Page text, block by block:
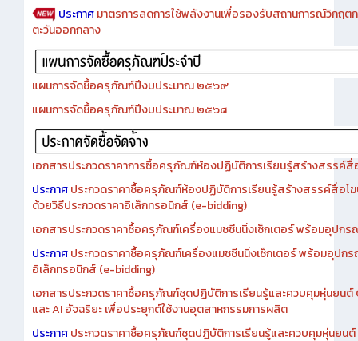
ประกาศผลการคัดเลือกนักเรียนเพื่อรับทุนกองทุนเพื่อความเสมอ
ประกาศมาตรการลดการใช้พลังงานเพื่อรองรับสถานการณ์วิกฤ
ตะวันออกกลาง
แผนการจัดซื้อครุภัณฑ์ปีงบประมาณ ๒๕๖๙
แผนการจัดซื้อครุภัณฑ์ปีงบประมาณ ๒๕๖๘
เอกสารประกวดราคาการซื้อครุภัณฑ์ห้องปฏิบัติการเรียนรู้สร้างสรรค์
ประกาศ ประกวดราคาซื้อครุภัณฑ์ห้องปฏิบัติการเรียนรู้สร้างสรรค์สื่อโ
ด้วยวิธีประกวดราคาอิเล็กทรอนิกส์ (e-bidding)
เอกสารประกวดราคาซื้อครุภัณฑ์เครื่องแมชชีนนิ่งเซ็กเตอร์ พร้อมอุปก
ประกาศประกวดราคาซื้อครุภัณฑ์เครื่องแมชชีนนิ่งเซ็กเตอร์ พร้อมอุปก
อิเล็กทรอนิกส์ (e-bidding)
เอกสารประกวดราคาซื้อครุภัณฑ์ชุดปฏิบัติการเรียนรู้และควบคุมหุ่นยน
และ AI อัจฉริยะ เพื่อประยุกต์ใช้งานอุตสาหกรรมการผลิต